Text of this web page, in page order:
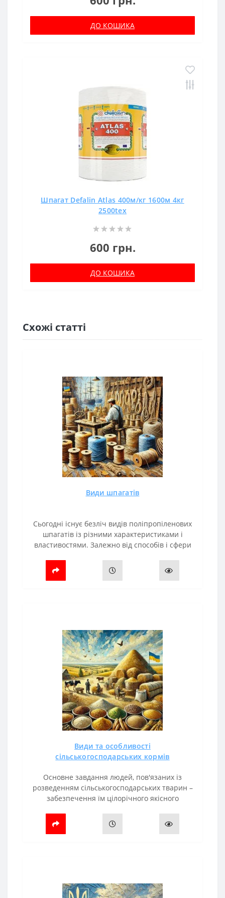
ДО КОШИКА
Шпагат Defalin Atlas 400м/кг 1600м 4кг
2500tex
600 грн.
ДО КОШИКА
Схожі статті
Види шпагатів
Сьогодні існує безліч видів поліпропіленових
шпагатів із різними характеристиками і
властивостями. Залежно від способів і сфери
Рулонних прес-підбирачів.Тюкув..
Види та особливості
сільськогосподарських кормів
Основне завдання людей, пов'язаних із
розведенням сільськогосподарських тварин –
забезпечення їм цілорічного якісного
отримати віддачу: птахи добре ростимуть і н..